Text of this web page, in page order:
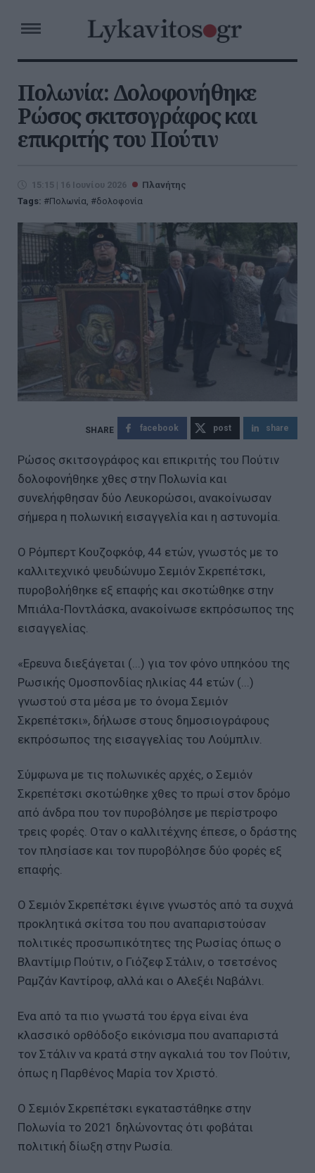
Πολωνία: Δολοφονήθηκε
Ρώσος σκιτσογράφος και
επικριτής του Πούτιν
15:15 | 16 Ιουνίου 2026
Πλανήτης
Tags:
Πολωνία, δολοφονία
facebook post share
Ρώσος σκιτσογράφος και επικριτής του Πούτιν
δολοφονήθηκε χθες στην Πολωνία και
συνελήφθησαν δύο Λευκορώσοι, ανακοίνωσαν
σήμερα η πολωνική εισαγγελία και η αστυνομία.
Ο Ρόμπερτ Κουζοφκόφ, 44 ετών, γνωστός με το
καλλιτεχνικό ψευδώνυμο Σεμιόν Σκρεπέτσκι,
πυροβολήθηκε εξ επαφής και σκοτώθηκε στην
Μπιάλα-Ποντλάσκα, ανακοίνωσε εκπρόσωπος της
εισαγγελίας.
«Ερευνα διεξάγεται (...) για τον φόνο υπηκόου της
Ρωσικής Ομοσπονδίας ηλικίας 44 ετών (...)
γνωστού στα μέσα με το όνομα Σεμιόν
Σκρεπέτσκι», δήλωσε στους δημοσιογράφους
εκπρόσωπος της εισαγγελίας του Λούμπλιν.
Σύμφωνα με τις πολωνικές αρχές, ο Σεμιόν
Σκρεπέτσκι σκοτώθηκε χθες το πρωί στον δρόμο
από άνδρα που τον πυροβόλησε με περίστροφο
τρεις φορές. Οταν ο καλλιτέχνης έπεσε, ο δράστης
τον πλησίασε και τον πυροβόλησε δύο φορές εξ
επαφής.
Ο Σεμιόν Σκρεπέτσκι έγινε γνωστός από τα συχνά
προκλητικά σκίτσα του που αναπαριστούσαν
πολιτικές προσωπικότητες της Ρωσίας όπως ο
Βλαντίμιρ Πούτιν, ο Γιόζεφ Στάλιν, ο τσετσένος
Ραμζάν Καντίροφ, αλλά και ο Αλεξέι Ναβάλνι.
Ενα από τα πιο γνωστά του έργα είναι ένα
κλασσικό ορθόδοξο εικόνισμα που αναπαριστά
τον Στάλιν να κρατά στην αγκαλιά του τον Πούτιν,
όπως η Παρθένος Μαρία τον Χριστό.
Ο Σεμιόν Σκρεπέτσκι εγκαταστάθηκε στην
Πολωνία το 2021 δηλώνοντας ότι φοβάται
πολιτική δίωξη στην Ρωσία.